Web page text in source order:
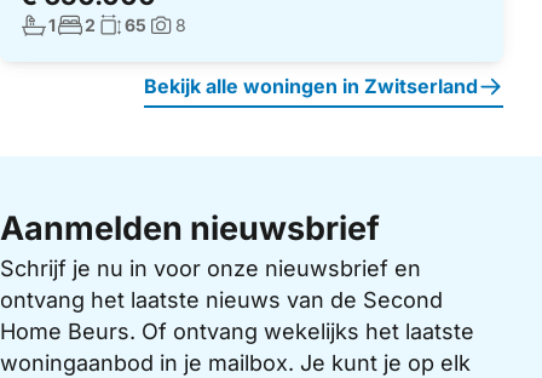
Aantal badkamers:
1Aantal slaapkamers:
2 Woonoppervlakte:
65 Foto's:
8
Bekijk alle woningen in Zwitserland
Aanmelden nieuwsbrief
Schrijf je nu in voor onze nieuwsbrief en
ontvang het laatste nieuws van de Second
Home Beurs. Of ontvang wekelijks het laatste
woningaanbod in je mailbox. Je kunt je op elk